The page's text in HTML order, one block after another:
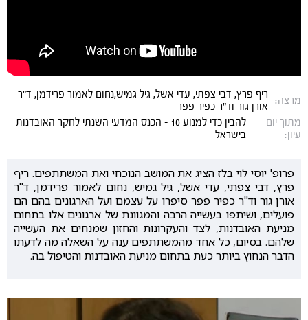
מרצה:
ריף פרץ, דבי צפתי, עדי אשל, גיל גמיש,נחום לאמור פרידמן, ד"ר
אורן גור וד"ר כפיר פפר
מתוך יום
עיון:
להבין כדי למנוע 10 - הכנס המדעי השנתי לחקר האובדנות
בישראל
פרופ' יוסי לוי בלז הציג את המושב הנוכחי ואת המשתתפים. ריף
פרץ, דבי צפתי, עדי אשל, גיל גמיש, נחום לאמור פרידמן, ד"ר
אורן גור וד"ר כפיר פפר סיפרו על עצמם ועל הארגונים בהם הם
פועלים, ושיתפו בעשייה הרבה והמגוונת של ארגונים אלו בתחום
מניעת האובדנות, לצד והעקרונות והחזון שמנחים את העשייה
שלהם. בסיום, כל אחד מהמשתתפים ענה על השאלה מה לדעתו
הדבר הנחוץ ביותר כעת בתחום מניעת האובדנות והטיפול בה.